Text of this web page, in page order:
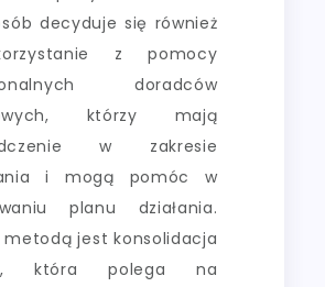
decyduje się również
z pomocy
doradców
którzy mają
w zakresie
i mogą pomóc w
planu działania.
metodą jest konsolidacja
która polega na